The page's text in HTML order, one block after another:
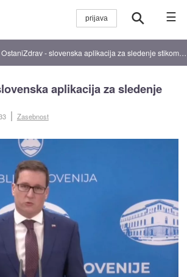
☰
OstaniZdrav - slovenska aplikacija za sledenje stikom (II)
aplikacija za sledenje
Zasebnost